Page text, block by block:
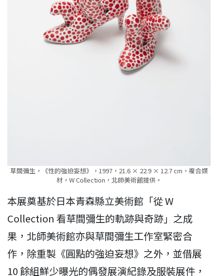
草間彌生，《性的強迫妄想》，1997，21.6 × 22.9 × 12.7 cm，複合媒
材，W Collection，北師美術館提供。
本展奠基於日本青森縣立美術館「從 W
Collection 看草間彌生的軌跡與奇跡」之成
果，北師美術館亦與草間彌生工作室緊密合
作，除重製《圓點的強迫妄想》之外，並借展
10 餘組鮮少曝光的偶發展演紀錄及服裝展件，